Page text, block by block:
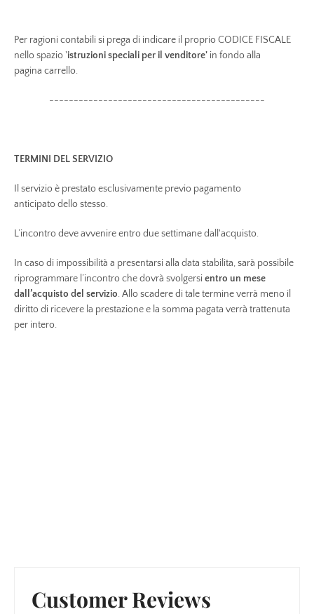
Per ragioni contabili si prega di indicare il proprio CODICE FISCALE
nello spazio 'istruzioni speciali per il venditore' in fondo alla
pagina carrello.
--------------------------------------------
TERMINI DEL SERVIZIO
Il servizio è prestato esclusivamente previo pagamento
anticipato dello stesso.
L’incontro deve avvenire entro due settimane dall'acquisto.
In caso di impossibilità a presentarsi alla data stabilita, sarà possibile
riprogrammare l’incontro che dovrà svolgersientro un mese
dall’acquisto del servizio. Allo scadere di tale termine verrà meno il
diritto di ricevere la prestazione e la somma pagata verrà trattenuta
per intero.
Customer Reviews